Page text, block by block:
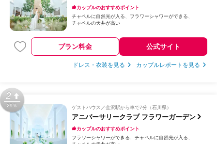
カップルのおすすめポイント
チャペルに自然光が入る
フラワーシャワーができる
チャペルの天井が高い
プラン料金 公式サイト
ドレス・衣装を見る カップルレポートを見る
2
29％ ゲストハウス 金沢駅から車で7分（石川県）
アニバーサリークラブ フラワーガーデン
カップルのおすすめポイント
フラワーシャワーができる
チャペルに自然光が入る